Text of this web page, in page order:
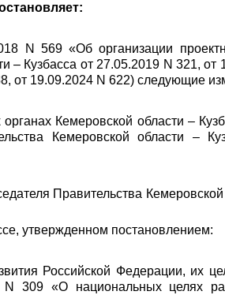
N 569 «Об организации
– Кузбасса от 27.05.2019 N 321, от
от 19.09.2024 N 622) следующие
Кемеровской области –
Кемеровской области –
Правительства Кемеровской
утвержденном постановлением:
Российской Федерации, их
309 «О национальных целях